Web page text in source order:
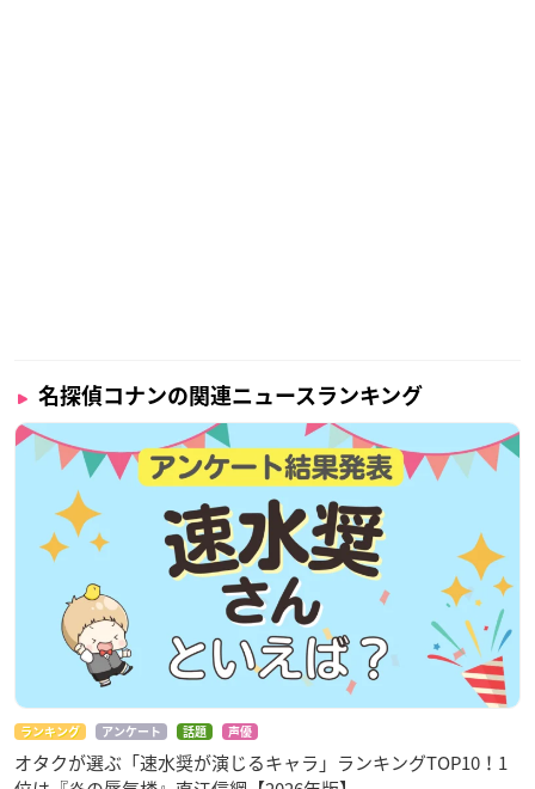
・Aコース（30ポイントで応募）：名探偵コナンオリジナルPR
INCESSホットプレート（30名様）
・Bコース（12ポイントで応募）：名探偵コナン キャンペーン
限定コップ3個（コナン・灰原・赤井）＋プレート2枚（300名
・Cコース（2ポイントで応募）：名探偵コナン キャンペーン限
定QUOカード500円分（1,170名様）
各キャラクター（コナン、蘭、灰原、安室、赤井）234名様分
※5種類セットではありません。
※お好きなキャラクターを1枚選んで応募いただけます。
名探偵コナンの関連ニュースランキング
ランキング アンケート 話題 声優
オタクが選ぶ「速水奨が演じるキャラ」ランキングTOP10！1